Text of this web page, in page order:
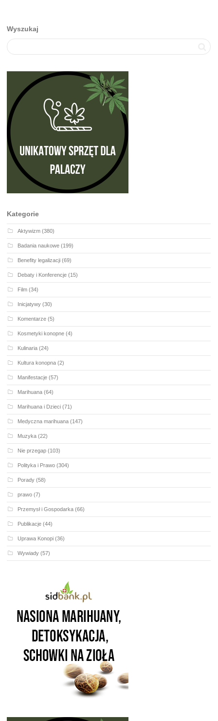
Wyszukaj
Kategorie
Aktywizm (380)
Badania naukowe (199)
Benefity legalizacji (69)
Debaty i Konferencje (15)
Film (34)
Inicjatywy (30)
Komentarze (5)
Kosmetyki konopne (4)
Kulinaria (24)
Kultura konopna (2)
Manifestacje (57)
Marihuana (64)
Marihuana i Dzieci (71)
Medyczna marihuana (147)
Muzyka (22)
Nie przegap (103)
Polityka i Prawo (304)
Porady (58)
prawo (7)
Przemysł i Gospodarka (66)
Publikacje (44)
Uprawa Konopi (36)
Wywiady (57)